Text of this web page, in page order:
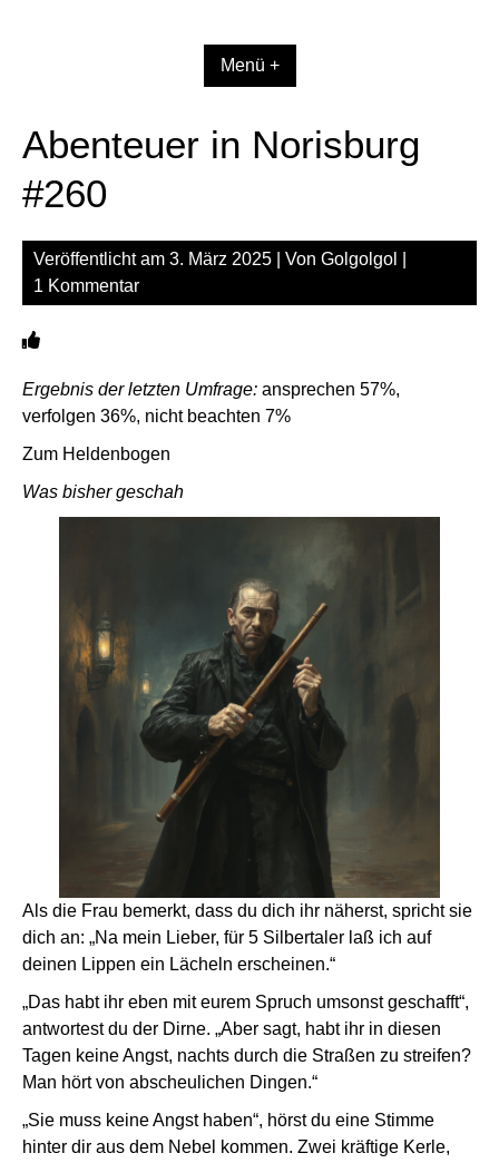
Menü +
Abenteuer in Norisburg
#260
Veröffentlicht am 3. März 2025 | Von Golgolgol
1 Kommentar
Ergebnis der letzten Umfrage: ansprechen 57%,
verfolgen 36%, nicht beachten 7%
Zum Heldenbogen
Was bisher geschah
Als die Frau bemerkt, dass du dich ihr näherst, spricht sie
dich an: „Na mein Lieber, für 5 Silbertaler laß ich auf
deinen Lippen ein Lächeln erscheinen.“
„Das habt ihr eben mit eurem Spruch umsonst geschafft“,
antwortest du der Dirne. „Aber sagt, habt ihr in diesen
Tagen keine Angst, nachts durch die Straßen zu streifen?
Man hört von abscheulichen Dingen.“
„Sie muss keine Angst haben“, hörst du eine Stimme
hinter dir aus dem Nebel kommen. Zwei kräftige Kerle,